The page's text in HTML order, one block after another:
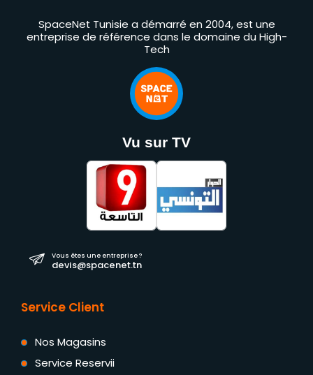
SpaceNet Tunisie a démarré en 2004, est une
entreprise de référence dans le domaine du High-
Tech
Vu sur TV
Vous êtes une entreprise ?
devis@spacenet.tn
Service Client
Nos Magasins
Service Reservii